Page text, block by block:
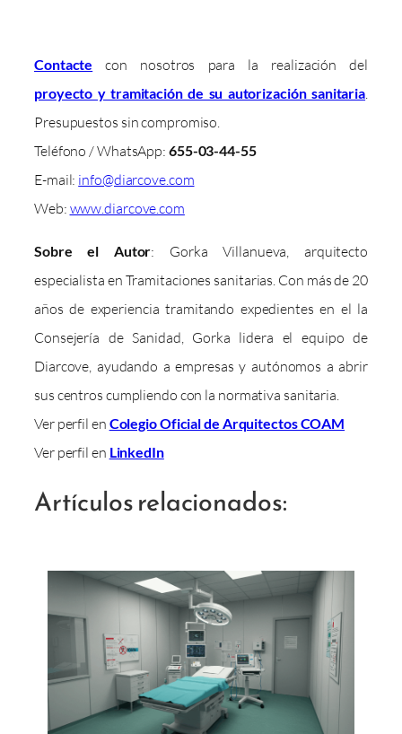
Contacte con nosotros para la realización del
proyecto y tramitación de su autorización sanitaria
Presupuestos sin compromiso.
Teléfono / WhatsApp: 655-03-44-55
E-mail: info@diarcove.com
Web: www.diarcove.com
Sobre el Autor: Gorka Villanueva, arquitecto
especialista en Tramitaciones sanitarias. Con más de 20
años de experiencia tramitando expedientes en el la
Consejería de Sanidad, Gorka lidera el equipo de
Diarcove, ayudando a empresas y autónomos a abrir
sus centros cumpliendo con la normativa sanitaria.
Ver perfil en Colegio Oficial de Arquitectos COAM
Ver perfil en LinkedIn
Artículos relacionados: